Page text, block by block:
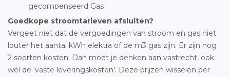
gecompenseerd Gas
Goedkope stroomtarieven afsluiten?
Vergeet niet dat de vergoedingen van stroom en gas niet
louter het aantal kWh elektra of de m3 gas zijn. Er zijn nog
2 soorten kosten. Dan moet je denken aan vastrecht, ook
wel de ‘vaste leveringskosten’. Deze prijzen wisselen per